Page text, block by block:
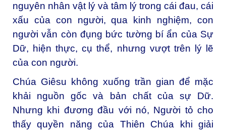
nguyên nhân vật lý và tâm lý trong cái đau, cái
xấu của con người, qua kinh nghiệm, con
người vẫn còn đụng bức tường bí ẩn của Sự
Dữ, hiện thực, cụ thể, nhưng vượt trên lý lẽ
của con người.
Chúa Giêsu không xuống trần gian để mặc
khải nguồn gốc và bản chất của sự Dữ.
Nhưng khi đương đầu với nó, Người tỏ cho
thấy quyền năng của Thiên Chúa khi giải